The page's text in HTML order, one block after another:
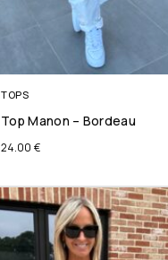
TOPS
Top Manon – Bordeau
24.00 €